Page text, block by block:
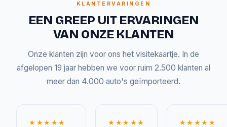
KLANTERVARINGEN
EEN GREEP UIT ERVARINGEN
VAN ONZE KLANTEN
Onze klanten zijn voor ons het visitekaartje. In de
afgelopen 19 jaar hebben we voor ruim 2.500 klanten al
meer dan 4.000 auto's geïmporteerd.
★★★★★
★★★★★
★★★★★